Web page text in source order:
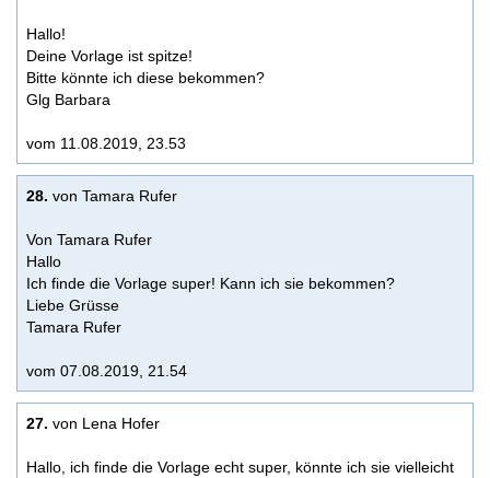
Hallo!
Deine Vorlage ist spitze!
Bitte könnte ich diese bekommen?
Glg Barbara
vom 11.08.2019, 23.53
28. von Tamara Rufer
Von Tamara Rufer
Hallo
Ich finde die Vorlage super! Kann ich sie bekommen?
Liebe Grüsse
Tamara Rufer
vom 07.08.2019, 21.54
27. von Lena Hofer
Hallo, ich finde die Vorlage echt super, könnte ich sie vielleicht